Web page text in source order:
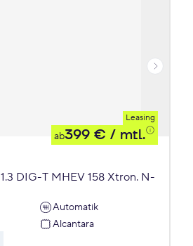
Leasing
ab399 € / mtl.
1.3 DIG-T MHEV 158 Xtron. N-
Automatik
Alcantara